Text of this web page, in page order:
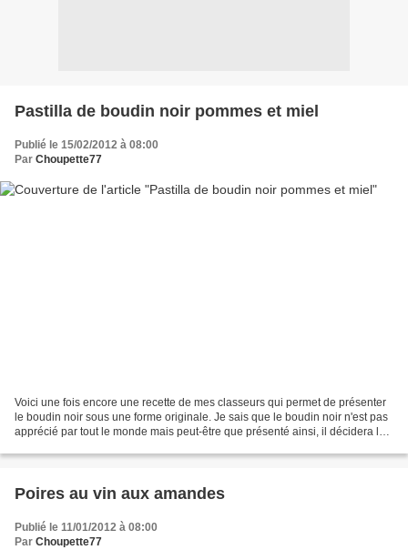
Pastilla de boudin noir pommes et miel
Publié le 15/02/2012 à 08:00
Par Choupette77
Voici une fois encore une recette de mes classeurs qui permet de présenter
le boudin noir sous une forme originale. Je sais que le boudin noir n'est pas
apprécié par tout le monde mais peut-être que présenté ainsi, il décidera les
Poires au vin aux amandes
Publié le 11/01/2012 à 08:00
Par Choupette77